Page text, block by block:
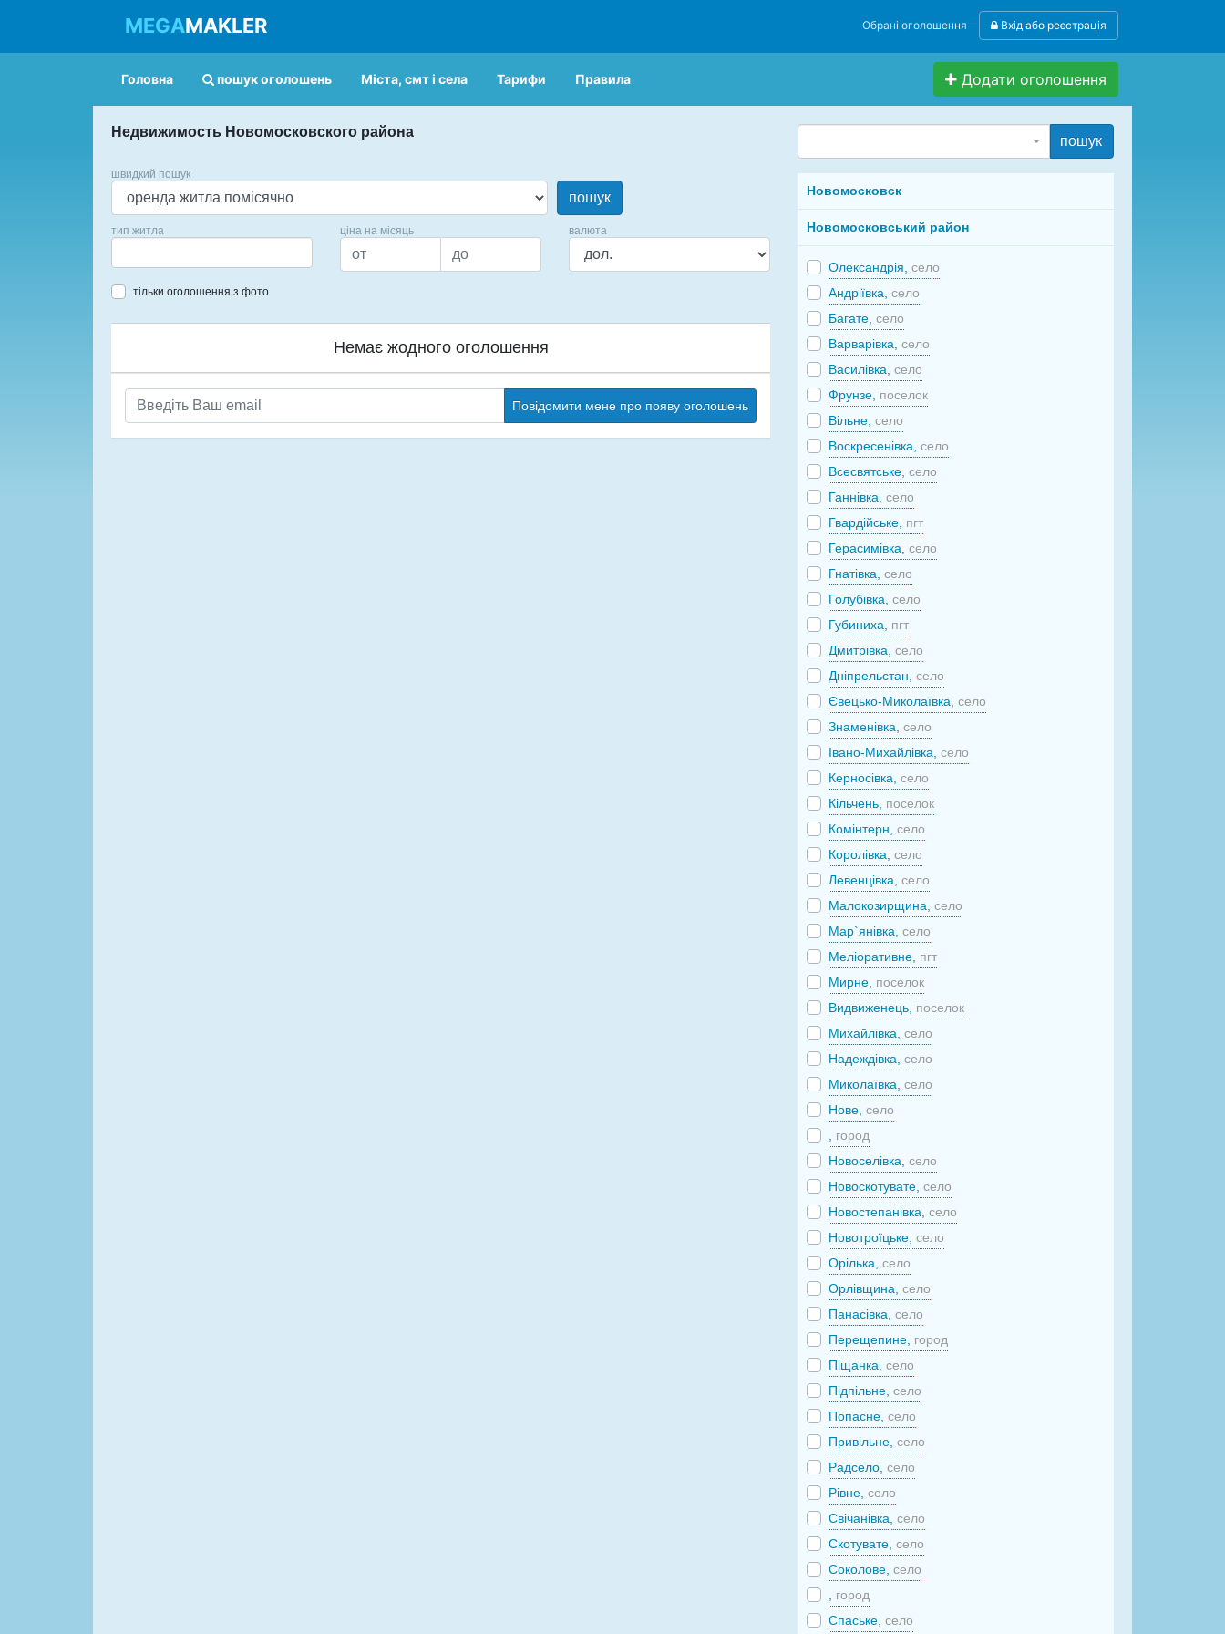
MEGAMAKLER Обрані оголошення Вхід або реєстрація
Головна пошук оголошень Міста, смт і села Тарифи Правила Додати оголошення
Недвижимость Новомосковского района
швидкий пошук
пошук
тип житла ціна на місяць валюта
тільки оголошення з фото
Немає жодного оголошення
Повідомити мене про появу оголошень
пошук
Новомосковск
Новомосковський район
Олександрія,село
Андріївка,село
Багате,село
Варварівка,село
Василівка,село
Фрунзе, поселок
Вільне,село
Воскресенівка,село
Всесвятське,село
Ганнівка,село
Гвардійське, пгт
Герасимівка,село
Гнатівка,село
Голубівка,село
Губиниха, пгт
Дмитрівка,село
Дніпрельстан,село
Євецько-Миколаївка,село
Знаменівка,село
Івано-Михайлівка,село
Керносівка,село
Кільчень, поселок
Комінтерн,село
Королівка,село
Левенцівка,село
Малокозирщина,село
Мар`янівка,село
Меліоративне, пгт
Мирне, поселок
Видвиженець, поселок
Михайлівка,село
Надеждівка,село
Миколаївка,село
Нове,село
город
Новоселівка,село
Новоскотувате,село
Новостепанівка,село
Новотроїцьке,село
Орілька,село
Орлівщина,село
Панасівка,село
Перещепине, город
Піщанка,село
Підпільне,село
Попасне,село
Привільне,село
Радсело,село
Рівне,село
Свічанівка,село
Скотувате,село
Соколове,село
город
Спаське,село